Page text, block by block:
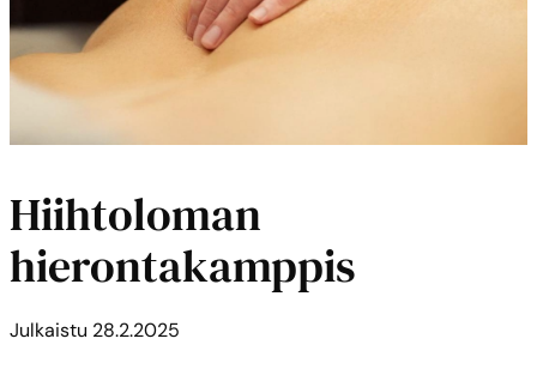
Hiihtoloman
hierontakamppis
Julkaistu 28.2.2025